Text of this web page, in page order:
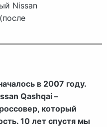
Nissan
в 2007 году.
Qashqai –
который
10 лет спустя мы